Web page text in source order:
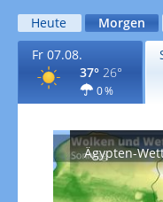
Heute Morgen
Fr 07.08.
37° 26°
0 %
Ägypten-